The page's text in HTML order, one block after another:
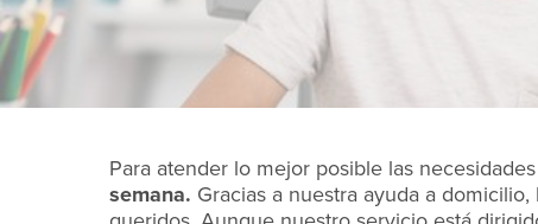
Para atender lo mejor posible las
semana. Gracias a nuestra ayuda a